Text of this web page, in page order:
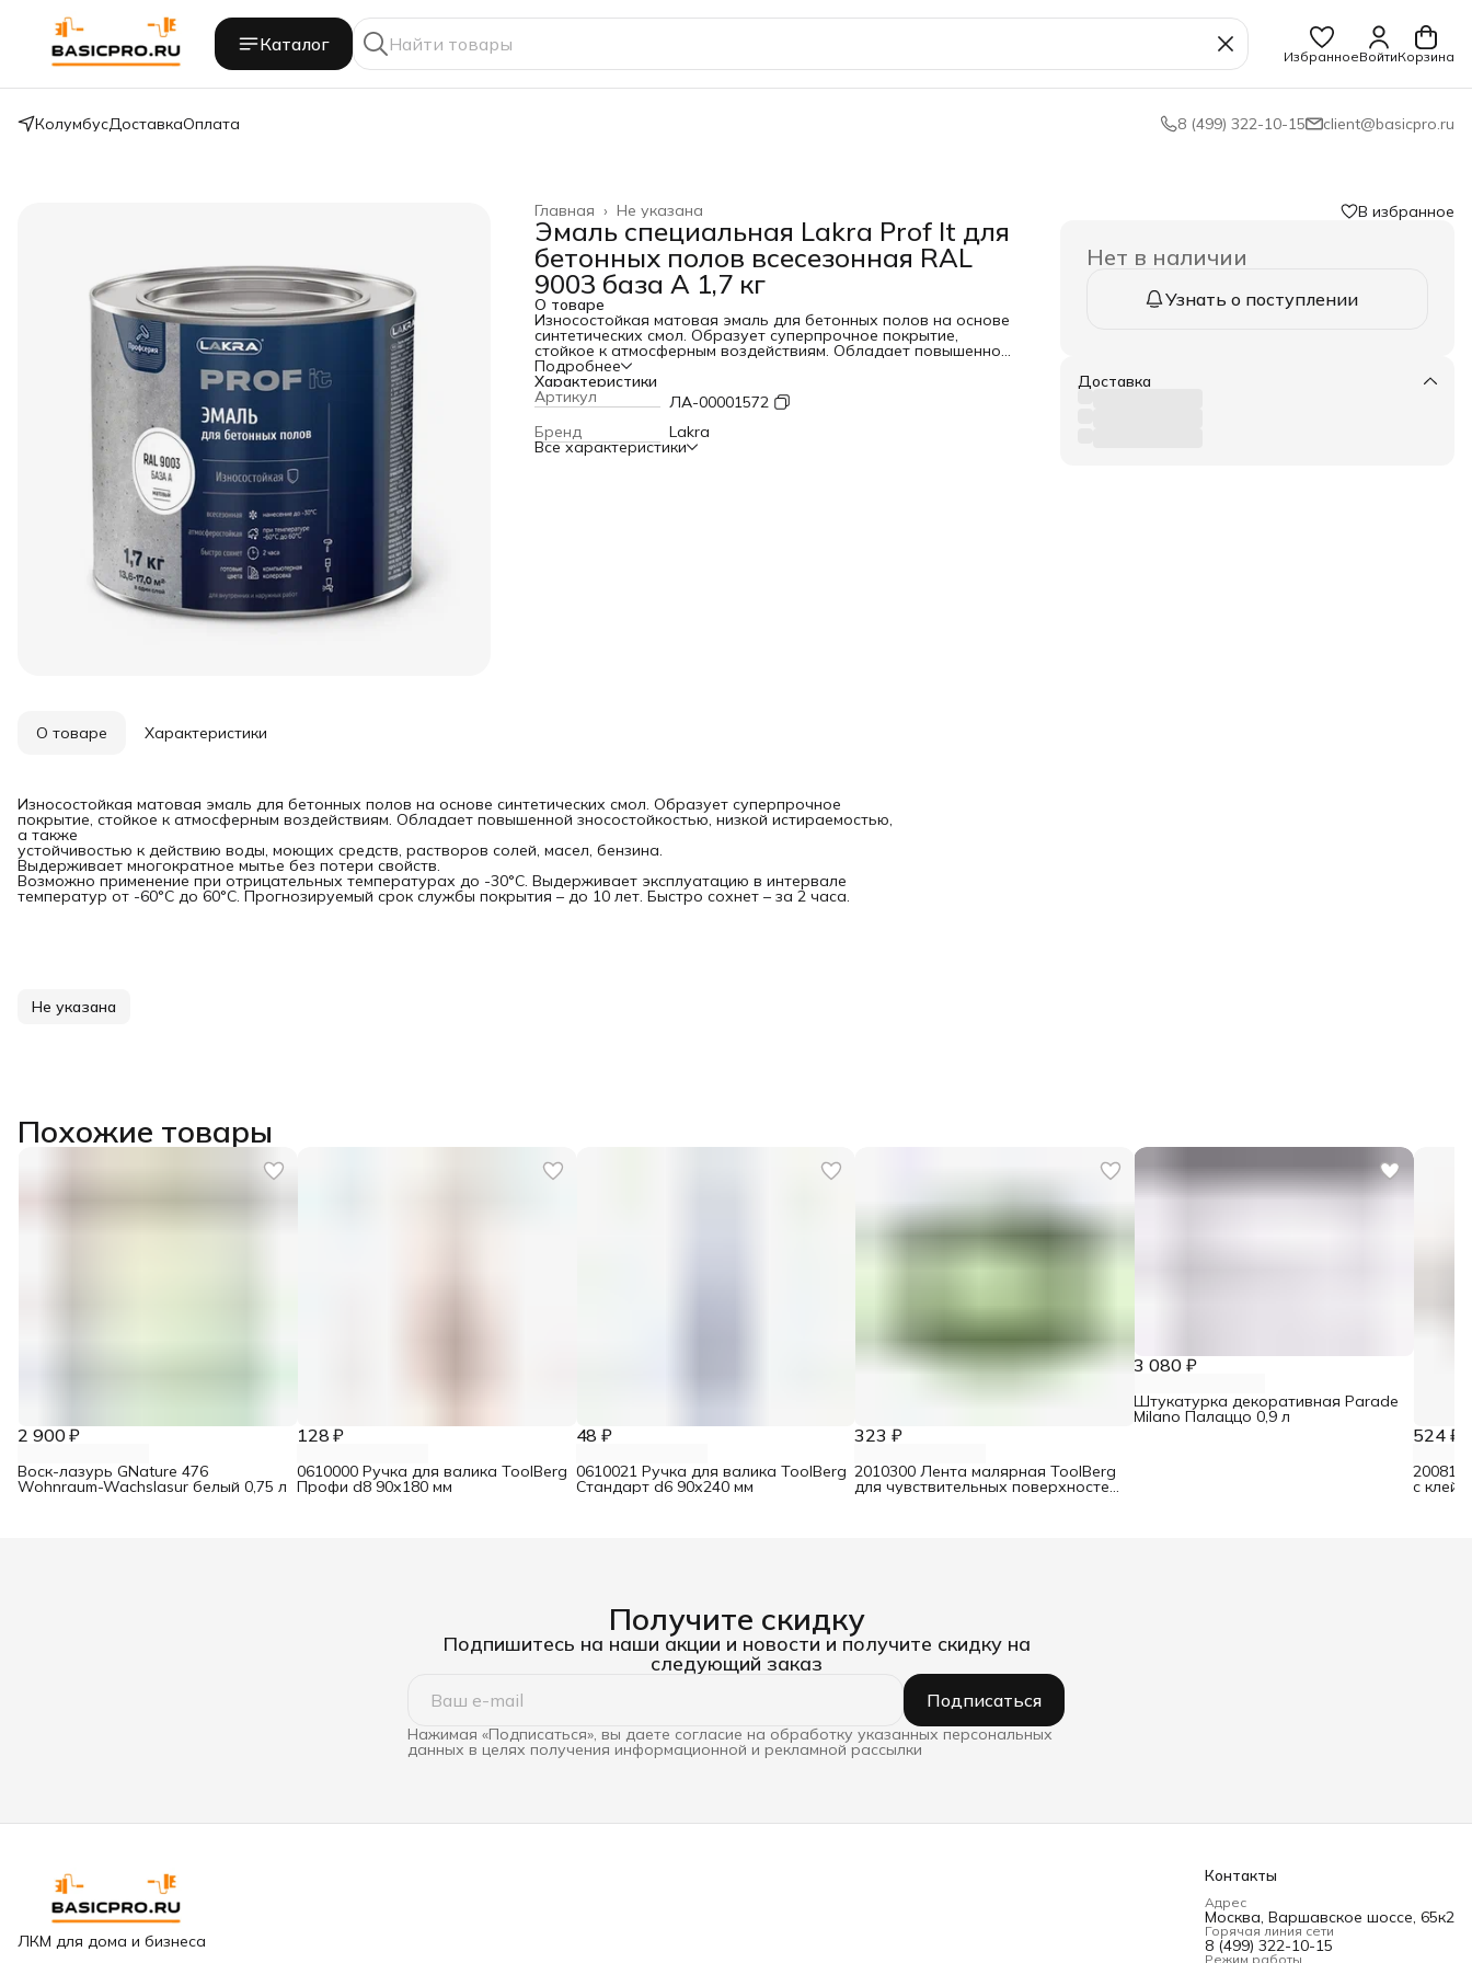
Каталог
ИзбранноеВойтиКорзина
КолумбусДоставкаОплата 8 (499) 322-10-15 client@basicpro.ru
Не указана
Главная ›
Эмаль специальная Lakra Prof It для
бетонных полов всесезонная RAL
9003 база А 1,7 кг
О товаре
Износостойкая матовая эмаль для бетонных полов на основе
синтетических смол. Образует суперпрочное покрытие,
стойкое к атмосферным воздействиям. Обладает повышенной
зносостойкостью, низкой истираемостью, а также
устойчивостью к действию воды, моющих средств, растворов
солей, масел, бензина.
Выдерживает многократное мытье без потери свойств.
Возможно применение при отрицательных температурах до
-30°С. Выдерживает эксплуатацию в интервале температур от
-60°С до 60°С. Прогнозируемый срок службы покрытия – до 10
Подробнее
Характеристики
Артикул
ЛА-00001572
Бренд
Lakra
Все характеристики
В избранное
Нет в наличии
Узнать о поступлении
Доставка
О товаре Характеристики
Износостойкая матовая эмаль для бетонных полов на основе синтетических смол. Образует суперпрочное
покрытие, стойкое к атмосферным воздействиям. Обладает повышенной зносостойкостью, низкой истираемостью,
а также
устойчивостью к действию воды, моющих средств, растворов солей, масел, бензина.
Выдерживает многократное мытье без потери свойств.
Возможно применение при отрицательных температурах до -30°С. Выдерживает эксплуатацию в интервале
температур от -60°С до 60°С. Прогнозируемый срок службы покрытия – до 10 лет. Быстро сохнет – за 2 часа.
Не указана
Похожие товары
2 900 ₽
Воск-лазурь GNature 476
Wohnraum-Wachslasur белый 0,75 л
128 ₽
0610000 Ручка для валика ToolBerg
Профи d8 90х180 мм
48 ₽
0610021 Ручка для валика ToolBerg
Стандарт d6 90х240 мм
323 ₽
2010300 Лента малярная ToolBerg
для чувствительных поверхностей
3 080 ₽
Штукатурка декоративная Parade
Milano Палаццо 0,9 л
524 ₽
с
Получите скидку
Подпишитесь на наши акции и новости и получите скидку на
следующий заказ
Подписаться
Нажимая «Подписаться», вы даете согласие на обработку указанных персональных
данных в целях получения информационной и рекламной рассылки
ЛКМ для дома и бизнеса
Контакты
Адрес
Москва, Варшавское шоссе, 65к2
Горячая линия сети
8 (499) 322-10-15
Режим работы